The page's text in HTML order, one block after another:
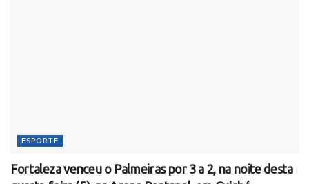
ESPORTE
Fortaleza venceu o Palmeiras por 3 a 2, na noite desta